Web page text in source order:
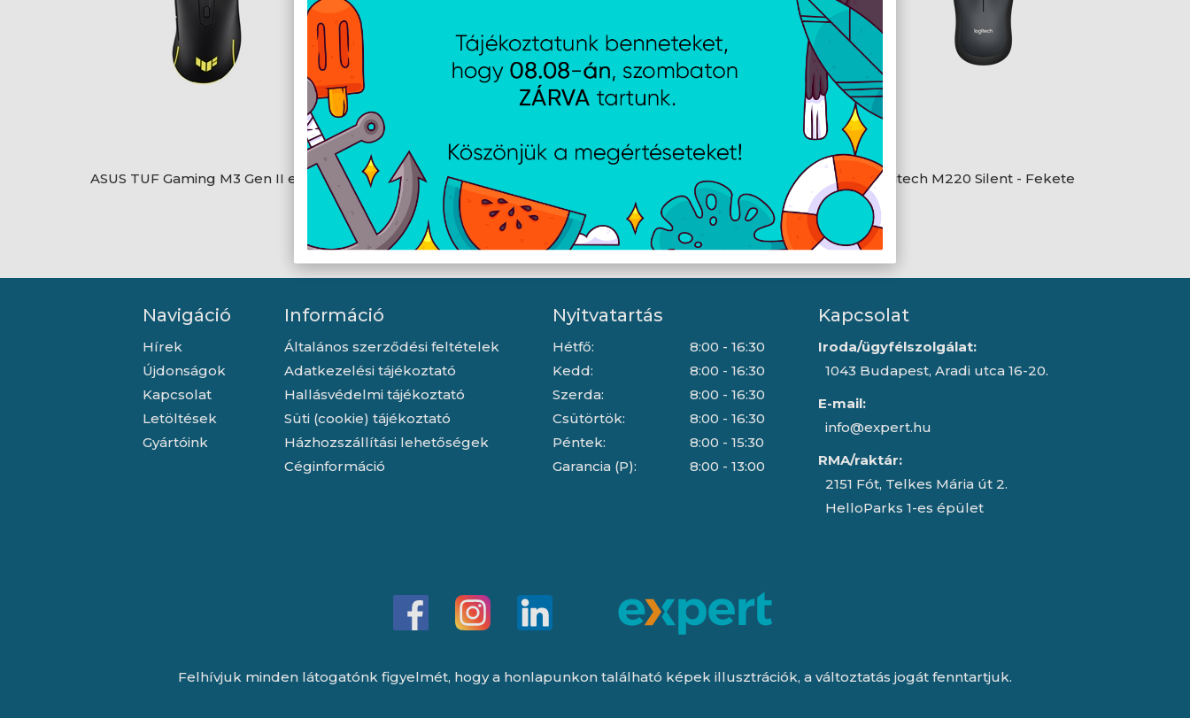
ASUS TUF Gaming M3 Gen II egér Logitech B110 Silent - Fekete ASUS WT465 - Fekete Logitech M220 Silent - Fekete
Navigáció
Hírek
Újdonságok
Kapcsolat
Letöltések
Gyártóink
Információ
Általános szerződési feltételek
Adatkezelési tájékoztató
Hallásvédelmi tájékoztató
Süti (cookie) tájékoztató
Házhozszállítási lehetőségek
Céginformáció
Nyitvatartás
Hétfő:
Kedd:
Szerda:
Csütörtök:
Péntek:
Garancia (P):
8:00 - 16:30
8:00 - 16:30
8:00 - 16:30
8:00 - 16:30
8:00 - 15:30
8:00 - 13:00
Kapcsolat
Iroda/ügyfélszolgálat:
1043 Budapest, Aradi utca 16-20.
E-mail:
info@expert.hu
RMA/raktár:
2151 Fót, Telkes Mária út 2.
HelloParks 1-es épület
Felhívjuk minden látogatónk figyelmét, hogy a honlapunkon található képek illusztrációk, a változtatás jogát fenntartjuk.